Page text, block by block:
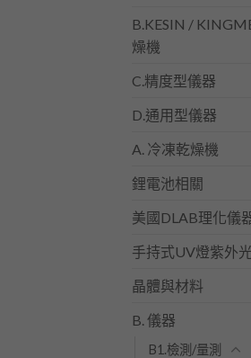
B.KESIN /
燥機
C.精度型儀器
D.通用型儀器
A. 冷凍乾燥機
鋰電池相關
美國DLAB理化儀
手持式UV燈紫外
晶體與材料
B. 儀器
B1.檢測/量測